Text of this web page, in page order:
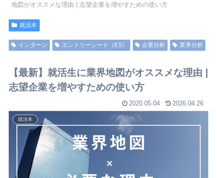
地図がオススメな理由 | 志望企業を増やすための使い方
就活本
インターン エントリーシート（ES） 企業分析 業界分析
【最新】就活生に業界地図がオススメな理由 |
志望企業を増やすための使い方
2020.05.04 2026.04.26
就活本